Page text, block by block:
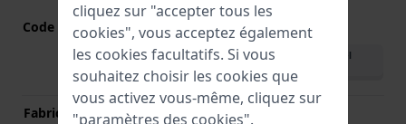
Code Mouvement VJ21( Voir les spécifications
Télécharger le manuel
(English)
Fabricant de mouvement
Seiko Instruments Inc.
cliquez sur "accepter tous les
cookies", vous acceptez également
les cookies facultatifs. Si vous
souhaitez choisir les cookies que
vous activez vous-même, cliquez sur
"paramètres des cookies".